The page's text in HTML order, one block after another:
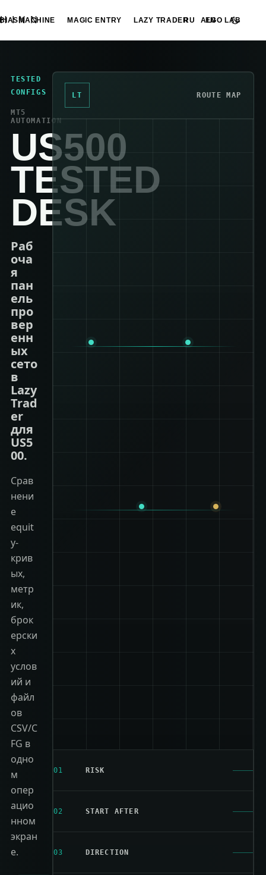
HINN
BIASMACHINE MAGIC ENTRY LAZY TRADER ALGO LAB
RU EN
TESTED
CONFIGS
MT5
AUTOMATION
US500
TESTED
DESK
Раб
оча
я
пан
ель
про
вер
енн
ых
сето
в
Lazy
Trad
er
для
US5
00.
Срав
нени
е
equit
y-
крив
ых,
метр
ик,
брок
ерски
х
услов
ий и
файл
ов
CSV/C
FG в
одно
м
опер
ацио
нном
экран
е.
LT ROUTE MAP
01 RISK
02 START AFTER
03 DIRECTION